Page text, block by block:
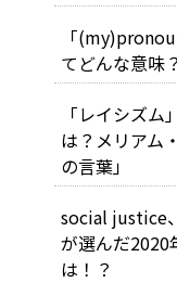
「
てどんな意味
「レイシズ
は？メリアム
の言葉」
social justice
が選んだ2020
は！？